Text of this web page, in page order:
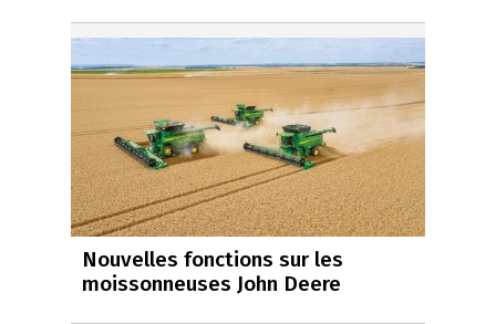
Nouvelles fonctions sur les
moissonneuses John Deere